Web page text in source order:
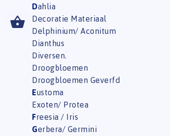
Dahlia
Decoratie Materiaal
Delphinium/ Aconitum
Dianthus
Diversen.
Droogbloemen
Droogbloemen Geverfd
Eustoma
Exoten/ Protea
Freesia / Iris
Gerbera/ Germini